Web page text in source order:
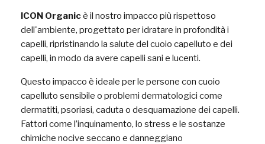
ICON Organicè il nostro impacco più rispettoso
dell'ambiente, progettato per idratare in profondità i
capelli, ripristinando la salute del cuoio capelluto e dei
capelli, in modo da avere capelli sani e lucenti.
Questo impacco è ideale per le persone con cuoio
capelluto sensibile o problemi dermatologici come
dermatiti, psoriasi, caduta o desquamazione dei capelli.
Fattori come l’inquinamento, lo stress e le sostanze
chimiche nocive seccano e danneggiano